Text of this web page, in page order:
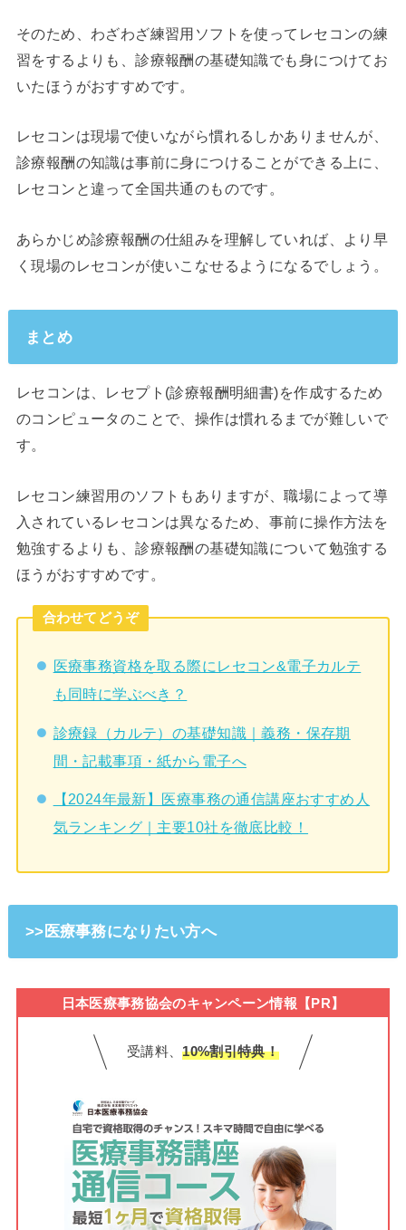
そのため、わざわざ練習用ソフトを使ってレセコンの練
習をするよりも、診療報酬の基礎知識でも身につけてお
いたほうがおすすめです。
レセコンは現場で使いながら慣れるしかありませんが、
診療報酬の知識は事前に身につけることができる上に、
レセコンと違って全国共通のものです。
あらかじめ診療報酬の仕組みを理解していれば、より早
く現場のレセコンが使いこなせるようになるでしょう。
まとめ
レセコンは、レセプト(診療報酬明細書)を作成するため
のコンピュータのことで、操作は慣れるまでが難しいで
す。
レセコン練習用のソフトもありますが、職場によって導
入されているレセコンは異なるため、事前に操作方法を
勉強するよりも、診療報酬の基礎知識について勉強する
ほうがおすすめです。
合わせてどうぞ
医療事務資格を取る際にレセコン&電子カルテ
も同時に学ぶべき？
診療録（カルテ）の基礎知識｜義務・保存期
間・記載事項・紙から電子へ
【2024年最新】医療事務の通信講座おすすめ人
気ランキング｜主要10社を徹底比較！
>>医療事務になりたい方へ
日本医療事務協会のキャンペーン情報【PR】
受講料、10%割引特典！